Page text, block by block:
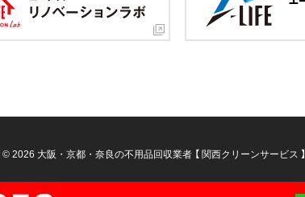
© 2026 大阪・京都・奈良の不用品回収業者 【 関西クリーンサービス 】